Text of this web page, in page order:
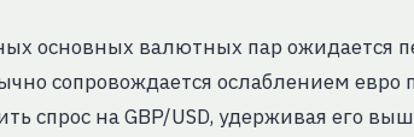
основных валютных пар ожидается
сопровождается ослаблением евро
спрос на GBP/USD, удерживая его